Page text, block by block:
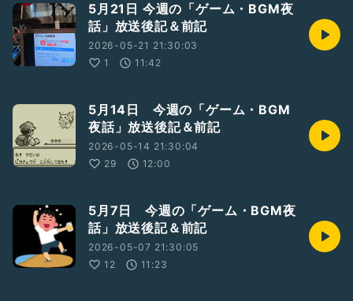
5月21日 今週の「ゲーム・BGM夜
話」放送後記＆前記
2026-05-21 21:30:03
1
11:42
5月14日 今週の「ゲーム・BGM
夜話」放送後記＆前記
2026-05-14 21:30:04
29
12:00
5月7日 今週の「ゲーム・BGM夜
話」放送後記＆前記
2026-05-07 21:30:05
12
11:23